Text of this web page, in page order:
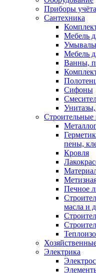
Приборы
Сантехника
Мебель
Мебель
Ванны,
Сифоны
Строительные
пены,
Кровля
Печное
масла и
Электрика